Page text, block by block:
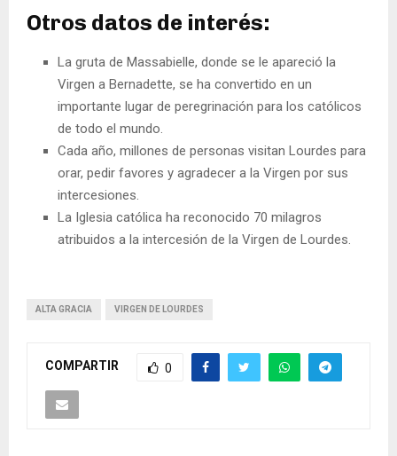
Otros datos de interés:
La gruta de Massabielle, donde se le apareció la
Virgen a Bernadette, se ha convertido en un
importante lugar de peregrinación para los católicos
de todo el mundo.
Cada año, millones de personas visitan Lourdes para
orar, pedir favores y agradecer a la Virgen por sus
intercesiones.
La Iglesia católica ha reconocido 70 milagros
atribuidos a la intercesión de la Virgen de Lourdes.
ALTA GRACIA VIRGEN DE LOURDES
COMPARTIR 0